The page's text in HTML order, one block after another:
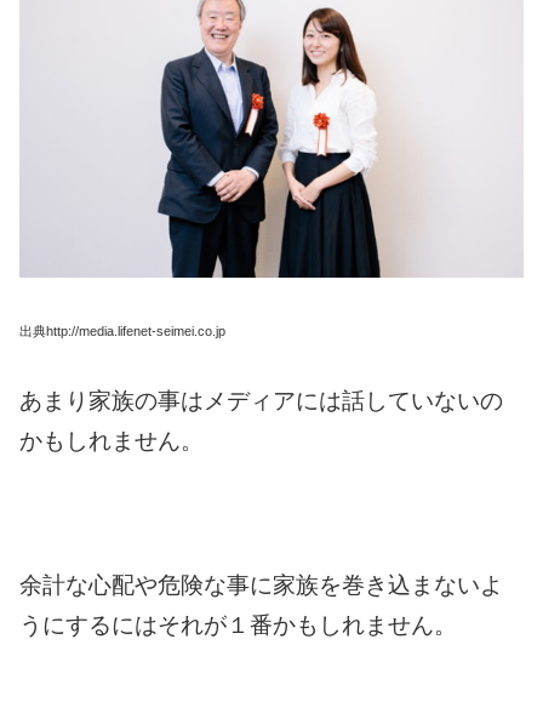
出典http://media.lifenet-seimei.co.jp
あまり家族の事はメディアには話していないの
かもしれません。
余計な心配や危険な事に家族を巻き込まないよ
うにするにはそれが１番かもしれません。